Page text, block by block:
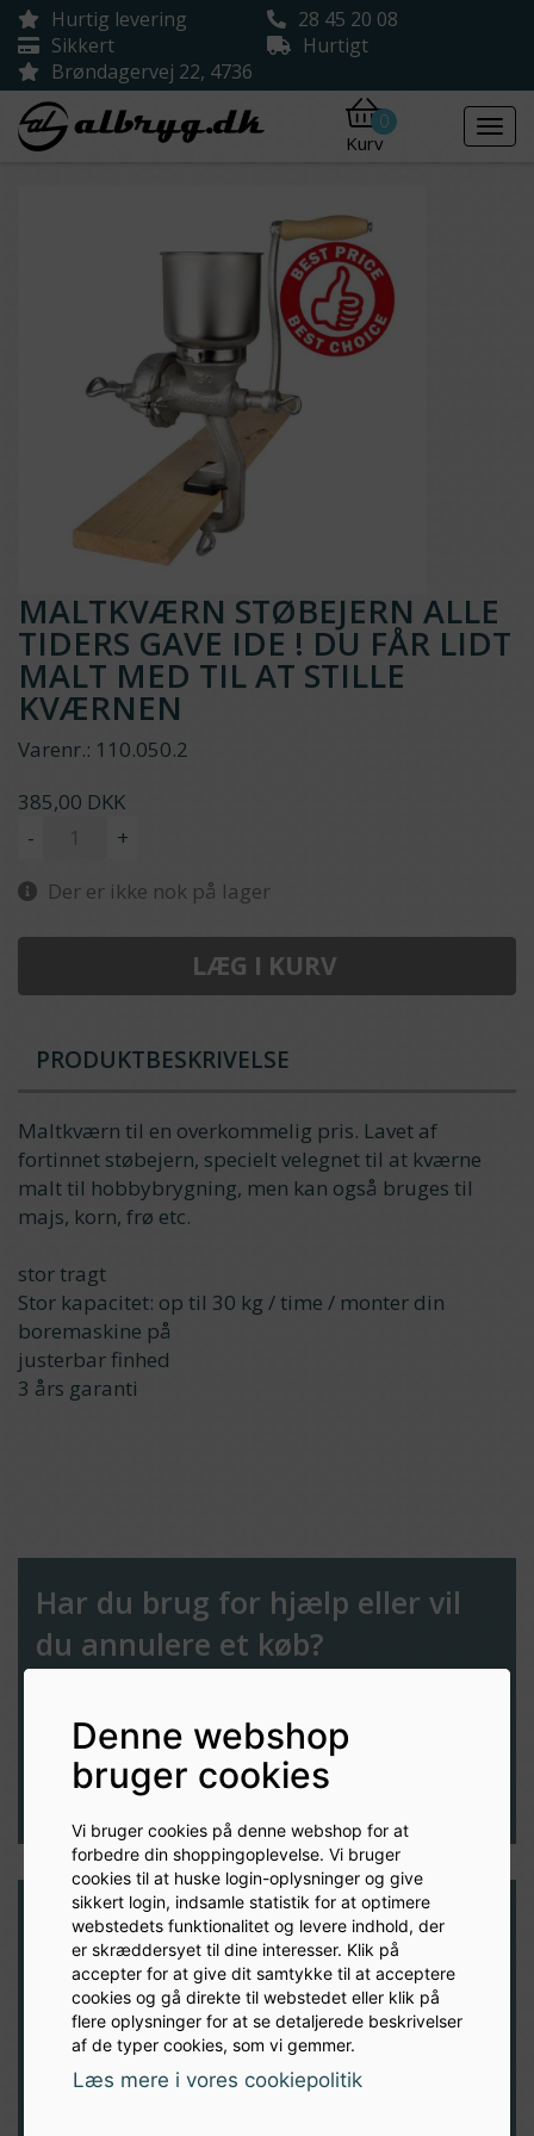
Denne webshop
bruger cookies
Vi bruger cookies på denne webshop for at
forbedre din shoppingoplevelse. Vi bruger
cookies til at huske login-oplysninger og give
sikkert login, indsamle statistik for at optimere
webstedets funktionalitet og levere indhold, der
er skræddersyet til dine interesser. Klik på
accepter for at give dit samtykke til at acceptere
cookies og gå direkte til webstedet eller klik på
flere oplysninger for at se detaljerede beskrivelser
af de typer cookies, som vi gemmer.
Læs mere i vores cookiepolitik
Hurtig levering
28 45 20 08
Sikkert
Hurtigt
Brøndagervej 22, 4736
0
Kurv
MALTKVÆRN STØBEJERN ALLE
TIDERS GAVE IDE ! DU FÅR LIDT
MALT MED TIL AT STILLE
KVÆRNEN
Varenr.: 110.050.2
385,00 DKK
-
+
Der er ikke nok på lager
LÆG I KURV
PRODUKTBESKRIVELSE
Maltkværn til en overkommelig pris. Lavet af
fortinnet støbejern, specielt velegnet til at kværne
malt til hobbybrygning, men kan også bruges til
majs, korn, frø etc.
stor tragt
Stor kapacitet: op til 30 kg / time / monter din
boremaskine på
justerbar finhed
3 års garanti
Har du brug for hjælp eller vil
du annulere et køb?
Udfyld formular
Modtag nyheder og inspiration
direkte i din indbakke